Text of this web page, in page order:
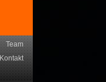
Team
Kontakt